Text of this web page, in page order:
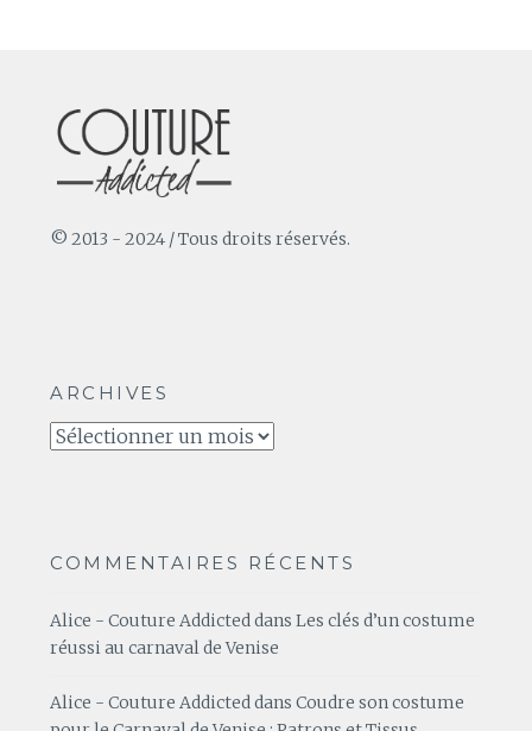
© 2013 - 2024 / Tous droits réservés.
ARCHIVES
Archives
COMMENTAIRES RÉCENTS
Alice - Couture Addicted dansLes clés d’un costume
réussi au carnaval de Venise
Alice - Couture AddicteddansCoudre son costume